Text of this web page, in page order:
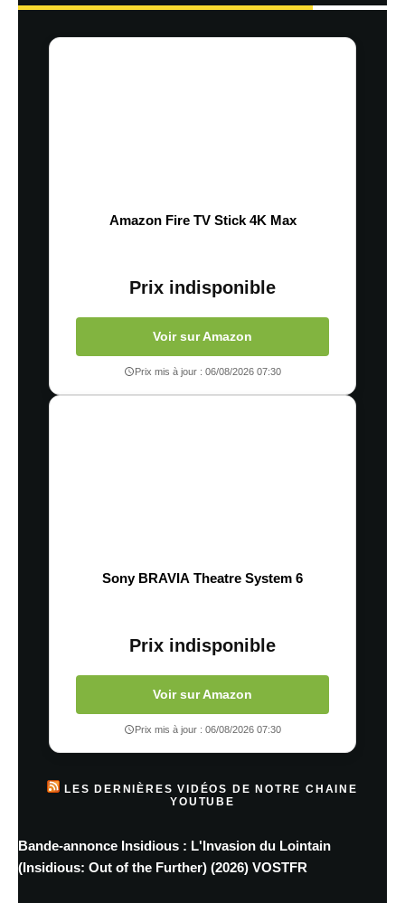
Amazon Fire TV Stick 4K Max
Prix indisponible
Voir sur Amazon
Prix mis à jour : 06/08/2026 07:30
Sony BRAVIA Theatre System 6
Prix indisponible
Voir sur Amazon
Prix mis à jour : 06/08/2026 07:30
LES DERNIÈRES VIDÉOS DE NOTRE CHAINE
YOUTUBE
Bande-annonce Insidious : L'Invasion du Lointain
(Insidious: Out of the Further) (2026) VOSTFR